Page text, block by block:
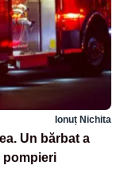
Ionuț Nichita
Un bărbat a
pompieri